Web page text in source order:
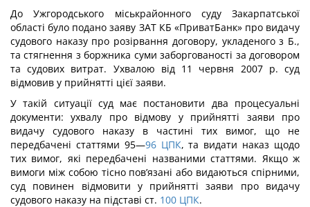
До Ужгородського міськрайонного суду Закарпатської
області було подано заяву ЗАТ КБ «ПриватБанк» про видачу
судового наказу про розірвання договору, укладеного з Б.,
та стягнення з боржника суми заборгованості за договором
та судових витрат. Ухвалою від 11 червня 2007 р. суд
відмовив у прийнятті цієї заяви.
У такій ситуації суд має постановити два процесуальні
документи: ухвалу про відмову у прийнятті заяви про
видачу судового наказу в частині тих вимог, що не
передбачені статтями 95—96 ЦПК, та видати наказ щодо
тих вимог, які передбачені названими статтями. Якщо ж
вимоги між собою тісно пов’язані або видаються спірними,
суд повинен відмовити у прийнятті заяви про видачу
судового наказу на підставі ст. 100 ЦПК.